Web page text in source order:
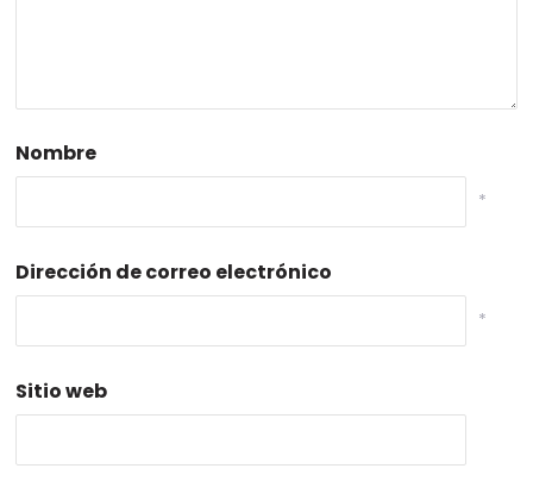
Nombre
*
Dirección de correo electrónico
*
Sitio web